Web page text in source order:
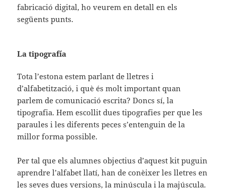
fabricació digital, ho veurem en detall en els
següents punts.
La tipografía
Tota l’estona estem parlant de lletres i
d’alfabetització, i què és molt important quan
parlem de comunicació escrita? Doncs sí, la
tipografia. Hem escollit dues tipografies per que les
paraules i les diferents peces s’entenguin de la
millor forma possible.
Per tal que els alumnes objectius d’aquest kit puguin
aprendre l’alfabet llatí, han de conèixer les lletres en
les seves dues versions, la minúscula i la majúscula.